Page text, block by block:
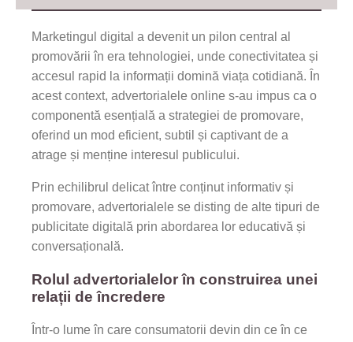
Marketingul digital a devenit un pilon central al
promovării în era tehnologiei, unde conectivitatea și
accesul rapid la informații domină viața cotidiană. În
acest context, advertorialele online s-au impus ca o
componentă esențială a strategiei de promovare,
oferind un mod eficient, subtil și captivant de a
atrage și menține interesul publicului.
Prin echilibrul delicat între conținut informativ și
promovare, advertorialele se disting de alte tipuri de
publicitate digitală prin abordarea lor educativă și
conversațională.
Rolul advertorialelor în construirea unei
relații de încredere
Într-o lume în care consumatorii devin din ce în ce